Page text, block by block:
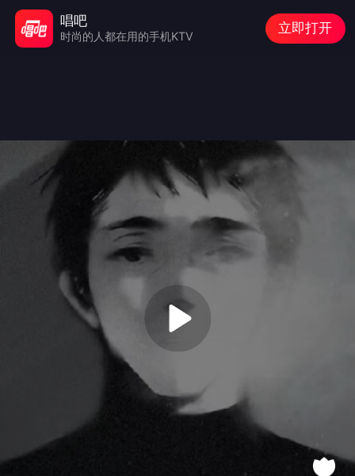
唱吧
时尚的人都在用的手机KTV
立即打开